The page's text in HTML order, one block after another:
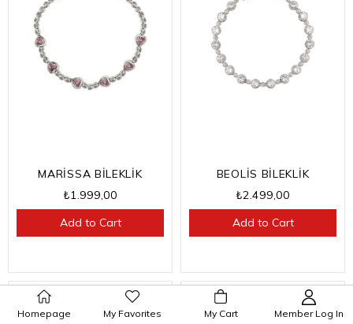
MARİSSA BİLEKLİK
₺1.999,00
Add to Cart
BEOLİS BİLEKLİK
₺2.499,00
Add to Cart
Homepage My Favorites My Cart Member Log In